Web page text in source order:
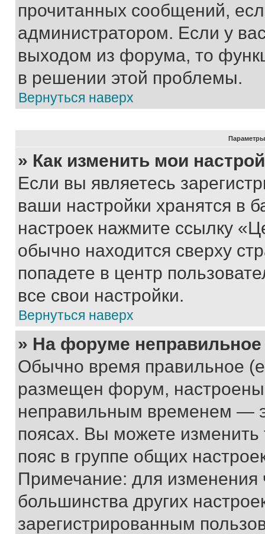
прочитанных сообщений,
администратором. Если у
выходом из форума, то
в решении этой проблемы.
Вернуться наверх
Параметры
» Как изменить мои
Если вы являетесь
ваши настройки хранятся в
настроек нажмите ссылку
обычно находится сверху
попадете в центр
все свои настройки.
Вернуться наверх
» На форуме
Обычно время правильное
размещен форум, настроены
неправильным временем —
поясах. Вы можете изменить
пояс в группе общих
Примечание: для изменения
большинства других
зарегистрированным